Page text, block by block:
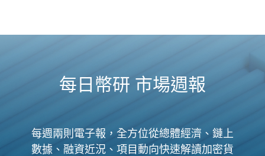
每日幣研 市場週報
每週兩則電子報，全方位從總體經濟、鏈上
數據、融資近況、項目動向快速解讀加密貨